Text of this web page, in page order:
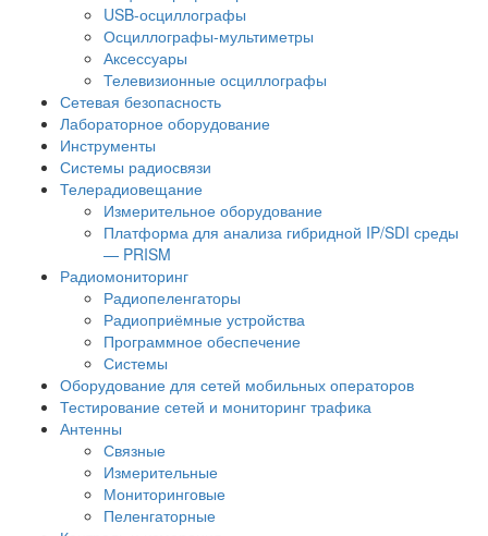
USB-осциллографы
Осциллографы-мультиметры
Аксессуары
Телевизионные осциллографы
Сетевая безопасность
Лабораторное оборудование
Инструменты
Системы радиосвязи
Телерадиовещание
Измерительное оборудование
Платформа для анализа гибридной IP/SDI среды
— PRISM
Радиомониторинг
Радиопеленгаторы
Радиоприёмные устройства
Программное обеспечение
Системы
Оборудование для сетей мобильных операторов
Тестирование сетей и мониторинг трафика
Антенны
Связные
Измерительные
Мониторинговые
Пеленгаторные